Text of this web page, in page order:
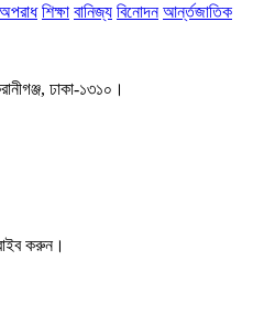
অপরাধ শিক্ষা বানিজ্য বিনোদন আর্ন্তজাতিক
ঢাকা-১৩১০।
করুন।